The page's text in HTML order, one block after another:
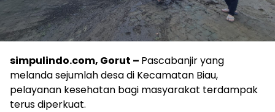
simpulindo.com, Gorut – Pascabanjir yang
melanda sejumlah desa di Kecamatan Biau,
pelayanan kesehatan bagi masyarakat terdampak
terus diperkuat.